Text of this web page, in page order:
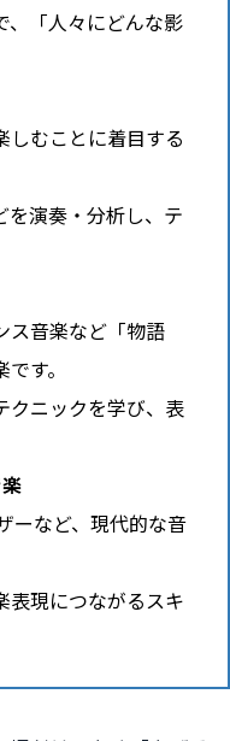
、「人々にどんな影
しむことに着目する
を演奏・分析し、テ
ス音楽など「物語
す。
クニックを学び、表
ーなど、現代的な音
表現につながるスキ